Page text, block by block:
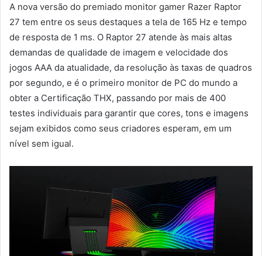
A nova versão do premiado monitor gamer Razer Raptor
27 tem entre os seus destaques a tela de 165 Hz e tempo
de resposta de 1 ms. O Raptor 27 atende às mais altas
demandas de qualidade de imagem e velocidade dos
jogos AAA da atualidade, da resolução às taxas de quadros
por segundo, e é o primeiro monitor de PC do mundo a
obter a Certificação THX, passando por mais de 400
testes individuais para garantir que cores, tons e imagens
sejam exibidos como seus criadores esperam, em um
nível sem igual.